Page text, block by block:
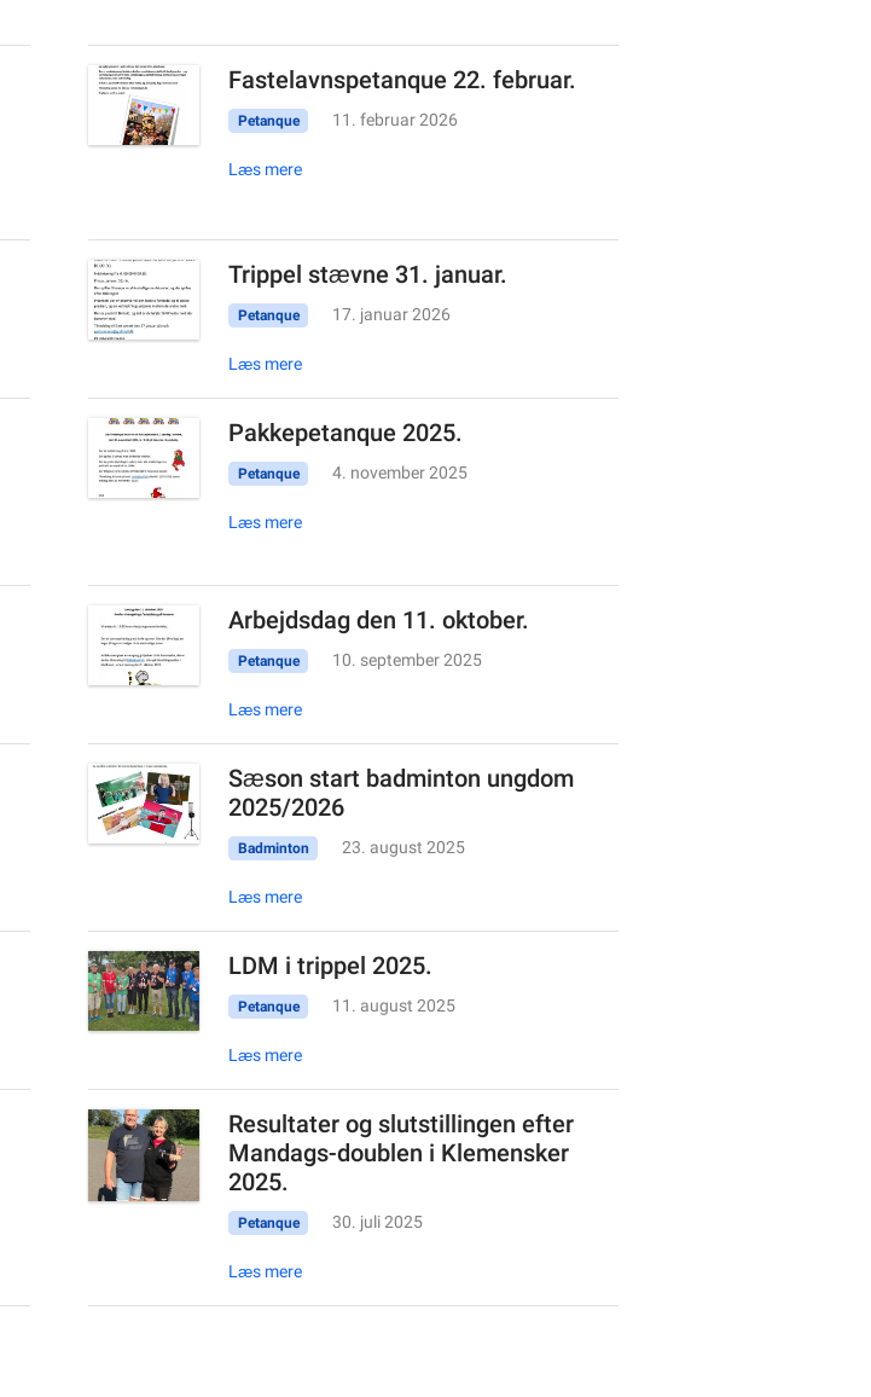
Fastelavnspetanque 22. februar.
Petanque 11. februar 2026
Læs mere
Trippel stævne 31. januar.
Petanque 17. januar 2026
Læs mere
Pakkepetanque 2025.
Petanque 4. november 2025
Læs mere
Arbejdsdag den 11. oktober.
Petanque 10. september 2025
Læs mere
Sæson start badminton ungdom
2025/2026
Badminton 23. august 2025
Læs mere
LDM i trippel 2025.
Petanque 11. august 2025
Læs mere
Resultater og slutstillingen efter
Mandags-doublen i Klemensker
2025.
Petanque 30. juli 2025
Læs mere